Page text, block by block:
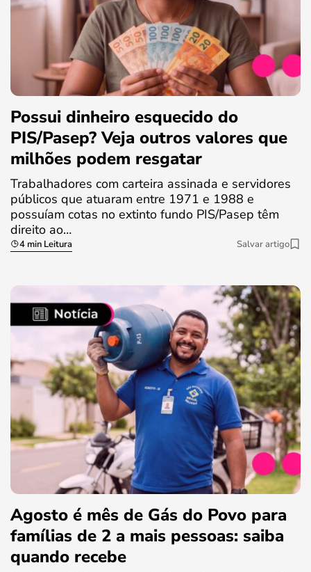
Possui dinheiro esquecido do
PIS/Pasep? Veja outros valores que
milhões podem resgatar
Trabalhadores com carteira assinada e servidores
públicos que atuaram entre 1971 e 1988 e
possuíam cotas no extinto fundo PIS/Pasep têm
direito ao…
4 min Leitura Salvar artigo
Agosto é mês de Gás do Povo para
famílias de 2 a mais pessoas: saiba
quando recebe